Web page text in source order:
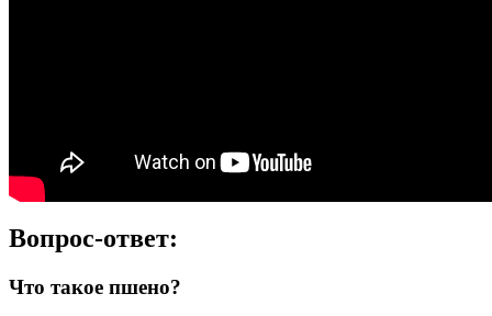
Вопрос-ответ:
Что такое пшено?